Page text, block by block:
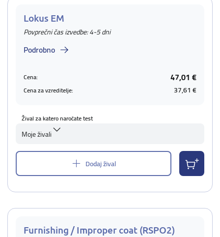
Lokus EM
Povprečni čas izvedbe: 4-5 dni
Podrobno
Cena: 47,01 €
Cena za vzreditelje: 37,61 €
Žival za katero naročate test
Moje živali
Dodaj žival
Furnishing / Improper coat (RSPO2)